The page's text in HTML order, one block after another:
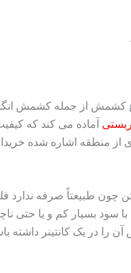
کشمش از جمله کشمش
آماده می‌ کند که
منطقه اشاره شده
کار را برای تامین نیاز مشتریان خود انجام می‌ دهیم و فقط هم جهت
سود بسیار کم و یا حتی
را در یک کانتینر